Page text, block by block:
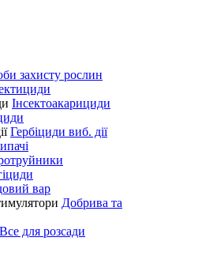
захисту рослин
Інсектоакарициди
Гербіциди виб. дії
вар
Добрива та
Все для розсади